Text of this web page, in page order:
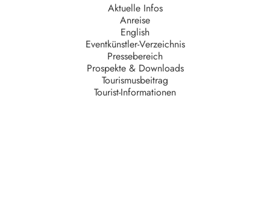
Aktuelle Infos
Anreise
English
Eventkünstler-Verzeichnis
Pressebereich
Prospekte & Downloads
Tourismusbeitrag
Tourist-Informationen